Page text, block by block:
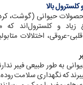
بالا
حیوانی (گوشت،
زیاد و کلسترول‌اند که
عروقی، اختلالات
به طور طبیعی فیبر
که نگهداری سلامت